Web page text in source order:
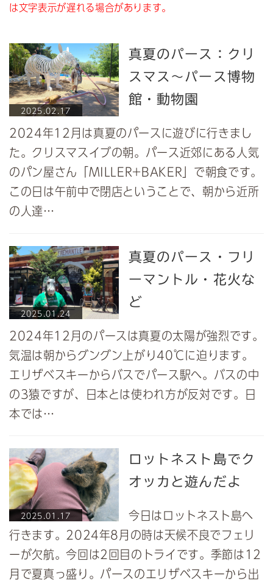
は文字表示が遅れる場合があります。
2025.02.17
真夏のパース：クリ
スマス～パース博物
館・動物園
2024年12月は真夏のパースに遊びに行きまし
た。クリスマスイブの朝。パース近郊にある人気
のパン屋さん「MILLER+BAKER」で朝食です。
この日は午前中で閉店ということで、朝から近所
の人達…
2025.01.24
真夏のパース・フリ
ーマントル・花火な
ど
2024年12月のパースは真夏の太陽が強烈です。
気温は朝からグングン上がり40℃に迫ります。
エリザベスキーからバスでパース駅へ。バスの中
の3猿ですが、日本とは使われ方が反対です。日
本では…
2025.01.17
ロットネスト島でク
オッカと遊んだよ
今日はロットネスト島へ
行きます。2024年8月の時は天候不良でフェリ
ーが欠航。今回は2回目のトライです。季節は12
月で夏真っ盛り。パースのエリザベスキーから出